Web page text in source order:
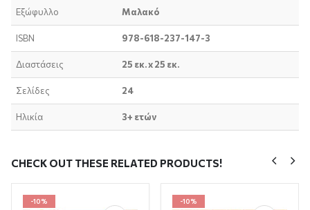
Εξώφυλλο Μαλακό
ISBN 978-618-237-147-3
Διαστάσεις 25 εκ. x 25 εκ.
Σελίδες 24
Ηλικία 3+ ετών
CHECK OUT THESE RELATED PRODUCTS!
-10% -10%